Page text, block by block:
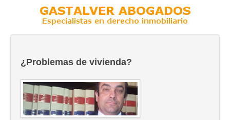
¿Problemas de vivienda?